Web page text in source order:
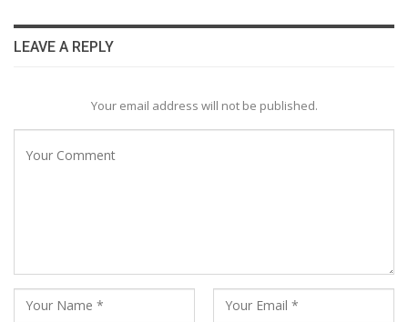
LEAVE A REPLY
Your email address will not be published.